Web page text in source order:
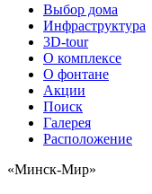
Выбор дома
Инфраструктура
3D-tour
О комплексе
О фонтане
Акции
Поиск
Галерея
Расположение
«Минск-Мир»